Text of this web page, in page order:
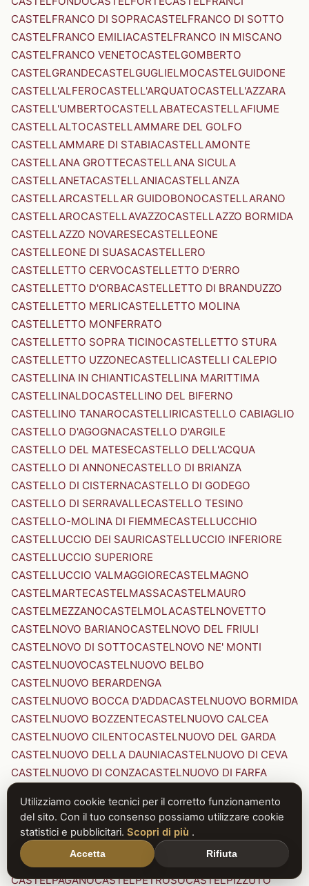
CASTELFRANCO DI SOPRACASTELFRANCO DI SOTTO
CASTELFRANCO EMILIACASTELFRANCO IN MISCANO
CASTELFRANCO VENETOCASTELGOMBERTO
CASTELGRANDECASTELGUGLIELMOCASTELGUIDONE
CASTELL'ALFEROCASTELL'ARQUATOCASTELL'AZZARA
CASTELL'UMBERTOCASTELLABATECASTELLAFIUME
CASTELLALTOCASTELLAMMARE DEL GOLFO
CASTELLAMMARE DI STABIACASTELLAMONTE
CASTELLANA GROTTECASTELLANA SICULA
CASTELLANETACASTELLANIACASTELLANZA
CASTELLARCASTELLAR GUIDOBONOCASTELLARANO
CASTELLAROCASTELLAVAZZOCASTELLAZZO BORMIDA
CASTELLAZZO NOVARESECASTELLEONE
CASTELLEONE DI SUASACASTELLERO
CASTELLETTO CERVOCASTELLETTO D'ERRO
CASTELLETTO D'ORBACASTELLETTO DI BRANDUZZO
CASTELLETTO MERLICASTELLETTO MOLINA
CASTELLETTO MONFERRATO
CASTELLETTO SOPRA TICINOCASTELLETTO STURA
CASTELLETTO UZZONECASTELLICASTELLI CALEPIO
CASTELLINA IN CHIANTICASTELLINA MARITTIMA
CASTELLINALDOCASTELLINO DEL BIFERNO
CASTELLINO TANAROCASTELLIRICASTELLO CABIAGLIO
CASTELLO D'AGOGNACASTELLO D'ARGILE
CASTELLO DEL MATESECASTELLO DELL'ACQUA
CASTELLO DI ANNONECASTELLO DI BRIANZA
CASTELLO DI CISTERNACASTELLO DI GODEGO
CASTELLO DI SERRAVALLECASTELLO TESINO
CASTELLO-MOLINA DI FIEMMECASTELLUCCHIO
CASTELLUCCIO DEI SAURICASTELLUCCIO INFERIORE
CASTELLUCCIO SUPERIORE
CASTELLUCCIO VALMAGGIORECASTELMAGNO
CASTELMARTECASTELMASSACASTELMAURO
CASTELMEZZANOCASTELMOLACASTELNOVETTO
CASTELNOVO BARIANOCASTELNOVO DEL FRIULI
CASTELNOVO DI SOTTOCASTELNOVO NE' MONTI
CASTELNUOVOCASTELNUOVO BELBO
CASTELNUOVO BERARDENGA
CASTELNUOVO BOCCA D'ADDACASTELNUOVO BORMIDA
CASTELNUOVO BOZZENTECASTELNUOVO CALCEA
CASTELNUOVO CILENTOCASTELNUOVO DEL GARDA
CASTELNUOVO DELLA DAUNIACASTELNUOVO DI CEVA
CASTELNUOVO DI CONZACASTELNUOVO DI FARFA
CASTELNUOVO DI PORTO CASTELNUOVO DON BOSCO
CASTELNUOVO MAGRACASTELNUOVO NIGRA
CASTELNUOVO PARANOCASTELNUOVO RANGONE
CASTELNUOVO SCRIVIA
CASTELNUOVO VAL DI CECINA
CASTELPAGANOCASTELPETROSOCASTELPIZZUTO
Utilizziamo cookie tecnici per il corretto funzionamento
del sito. Con il tuo consenso possiamo utilizzare cookie
statistici e pubblicitari. Scopri di più .
Accetta Rifiuta